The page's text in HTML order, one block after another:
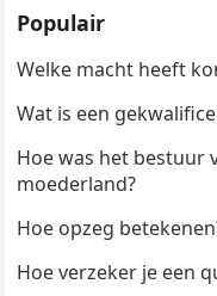
Populair
Welke macht heeft
Wat is een
Hoe was het bestuur
moederland?
Hoe opzeg
Hoe verzeker je een